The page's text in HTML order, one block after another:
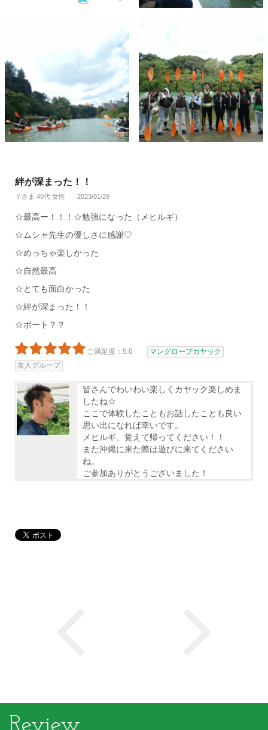
絆が深まった！！
Ｙさま 40代 女性 2023/01/29
☆最高ー！！！☆勉強になった（メヒルギ）
☆ムシャ先生の優しさに感謝♡
☆めっちゃ楽しかった
☆自然最高
☆とても面白かった
☆絆が深まった！！
☆ボート？？
ご満足度：5.0
マングローブカヤック
友人グループ
皆さんでわいわい楽しくカヤック楽しめま
したね☆
ここで体験したこともお話したことも良い
思い出になれば幸いです。
メヒルギ、覚えて帰ってください！！
また沖縄に来た際は遊びに来てください
ね。
ご参加ありがとうございました！